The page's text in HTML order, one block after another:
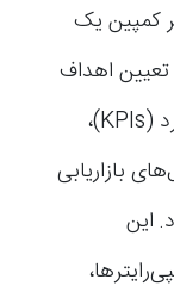
کمپین یک
اهداف
کمپین، تعریف شاخص‌های کلیدی عملکرد (KPIs)،
بازاریابی
این